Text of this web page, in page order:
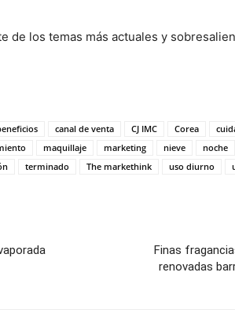
de los temas más actuales y
canal de venta CJ IMC Corea
maquillaje marketing nieve noche
terminado The markethink uso diurno
Finas
renovadas